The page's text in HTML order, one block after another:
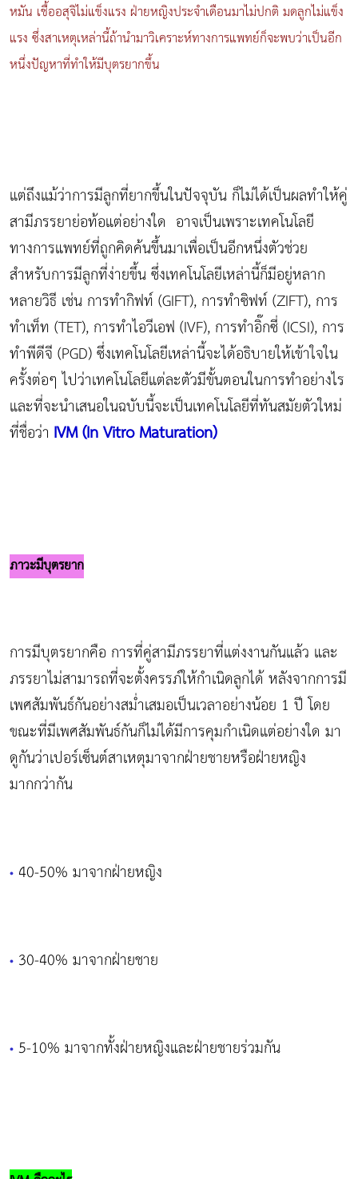
หมัน เชื้ออสุจิไม่แข็งแรง ฝ่ายหญิงประจำเดือนมาไม่ปกติ มดลูกไม่แข็ง
แรง ซึ่งสาเหตุเหล่านี้ถ้านำมาวิเคราะห์ทางการแพทย์ก็จะพบว่าเป็นอีก
หนึ่งปัญหาที่ทำให้มีบุตรยากขึ้น
แต่ถึงแม้ว่าการมีลูกที่ยากขึ้นในปัจจุบัน ก็ไม่ได้เป็นผลทำให้คู่
สามีภรรยาย่อท้อแต่อย่างใด อาจเป็นเพราะเทคโนโลยี
ทางการแพทย์ที่ถูกคิดค้นขึ้นมาเพื่อเป็นอีกหนึ่งตัวช่วย
สำหรับการมีลูกที่ง่ายขึ้น ซึ่งเทคโนโลยีเหล่านี้ก็มีอยู่หลาก
หลายวิธี เช่น การทำกิฟท์ (GIFT), การทำซิฟท์ (ZIFT), การ
ทำเท็ท (TET), การทำไอวีเอฟ (IVF), การทำอิ๊กซี่ (ICSI), การ
ทำพีดีจี (PGD) ซึ่งเทคโนโลยีเหล่านี้จะได้อธิบายให้เข้าใจใน
ครั้งต่อๆ ไปว่าเทคโนโลยีแต่ละตัวมีขั้นตอนในการทำอย่างไร
และที่จะนำเสนอในฉบับนี้จะเป็นเทคโนโลยีที่ทันสมัยตัวใหม่
ที่ชื่อว่า IVM(In Vitro Maturation)
ภาวะมีบุตรยาก
การมีบุตรยากคือ การที่คู่สามีภรรยาที่แต่งงานกันแล้ว และ
ภรรยาไม่สามารถที่จะตั้งครรภ์ให้กำเนิดลูกได้ หลังจากการมี
เพศสัมพันธ์กันอย่างสม่ำเสมอเป็นเวลาอย่างน้อย 1 ปี โดย
ขณะที่มีเพศสัมพันธ์กันก็ไม่ได้มีการคุมกำเนิดแต่อย่างใด มา
ดูกันว่าเปอร์เซ็นต์สาเหตุมาจากฝ่ายชายหรือฝ่ายหญิง
มากกว่ากัน
• 40-50% มาจากฝ่ายหญิง
• 30-40% มาจากฝ่ายชาย
• 5-10% มาจากทั้งฝ่ายหญิงและฝ่ายชายร่วมกัน